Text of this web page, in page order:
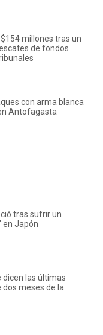
millones tras un
de fondos
con arma blanca
Antofagasta
tras sufrir un
en Japón
dicen las últimas
meses de la